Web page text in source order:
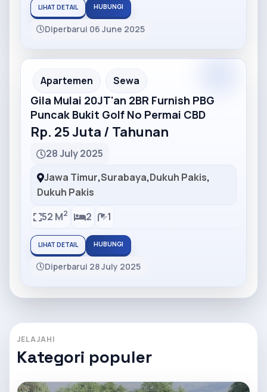
LIHAT DETAIL HUBUNGI
Diperbarui 06 June 2025
Partner Ad
Apartemen Sewa
Gila Mulai 20JT'an 2BR Furnish PBG
Puncak Bukit Golf No Permai CBD
Rp. 25 Juta / Tahunan
28 July 2025
Jawa Timur,Surabaya,Dukuh Pakis,
Dukuh Pakis
52 M2 2 1
LIHAT DETAIL HUBUNGI
Diperbarui 28 July 2025
JELAJAHI
Kategori populer